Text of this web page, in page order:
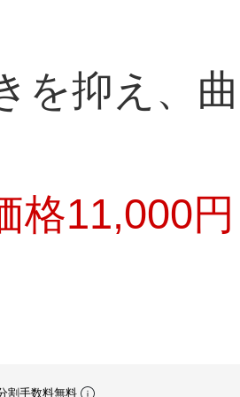
を抑え、
格11,000円
割手数料無料